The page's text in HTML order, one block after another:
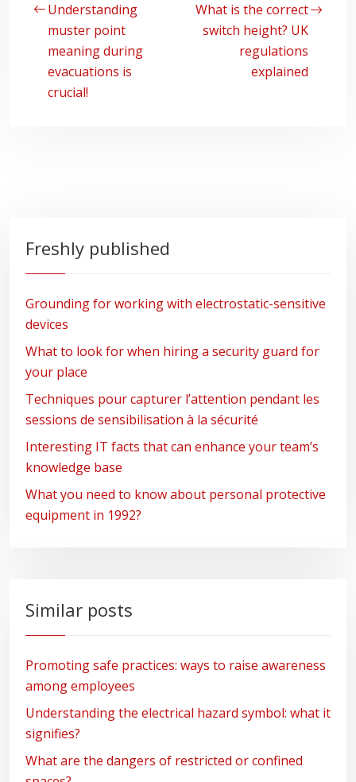
Understanding
muster point
meaning during
evacuations is
crucial!
What is the correct
switch height? UK
regulations
explained
Freshly published
Grounding for working with electrostatic-sensitive
devices
What to look for when hiring a security guard for
your place
Techniques pour capturer l’attention pendant les
sessions de sensibilisation à la sécurité
Interesting IT facts that can enhance your team’s
knowledge base
What you need to know about personal protective
equipment in 1992?
Similar posts
Promoting safe practices: ways to raise awareness
among employees
Understanding the electrical hazard symbol: what it
signifies?
What are the dangers of restricted or confined